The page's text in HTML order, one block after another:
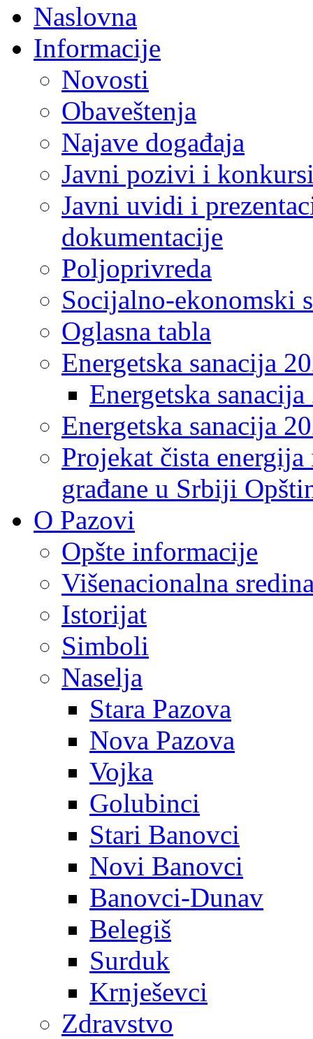
Naslovna
Informacije
Novosti
Obaveštenja
Najave događaja
Javni pozivi i
Javni uvidi i
dokumentacije
Poljoprivreda
Socijalno-ekonomski
Oglasna tabla
Energetska sanacija
Energetska
Energetska sanacija
Projekat čista
građane u Srbiji
O Pazovi
Opšte informacije
Višenacionalna
Istorijat
Simboli
Naselja
Stara Pazova
Nova Pazova
Vojka
Golubinci
Stari Banovci
Novi Banovci
Banovci-Dunav
Belegiš
Surduk
Krnješevci
Zdravstvo